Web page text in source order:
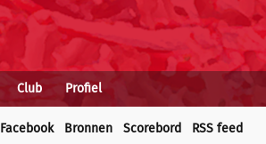
Club Profiel
Facebook Bronnen Scorebord RSS feed